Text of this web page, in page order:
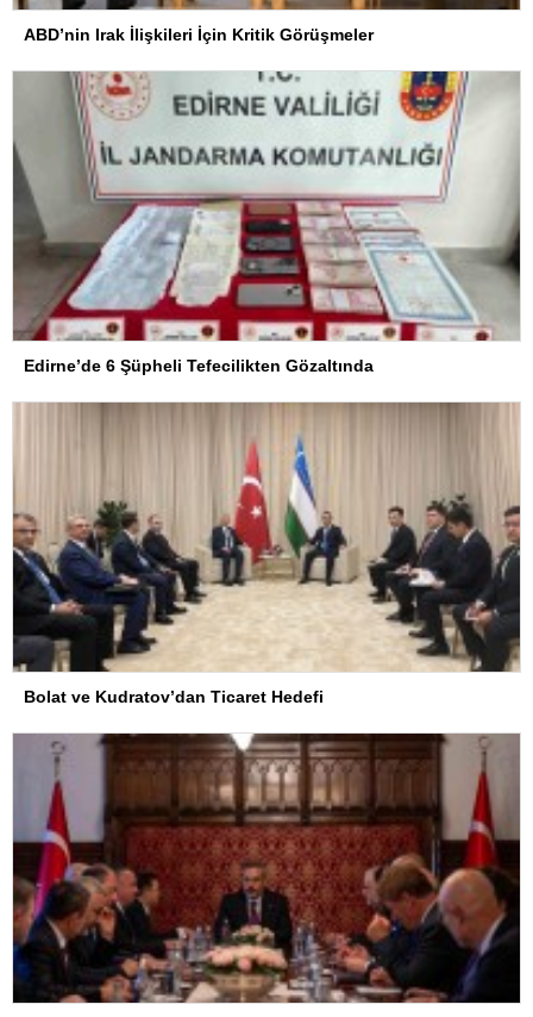
ABD’nin Irak İlişkileri İçin Kritik Görüşmeler
Edirne’de 6 Şüpheli Tefecilikten Gözaltında
Bolat ve Kudratov’dan Ticaret Hedefi